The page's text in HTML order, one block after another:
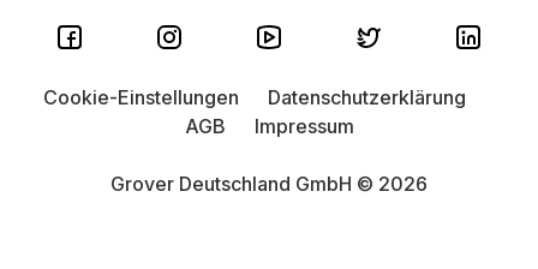
Grover Deutschland GmbH © 2026
Cookie-Einstellungen
Datenschutzerklärung
AGB
Impressum